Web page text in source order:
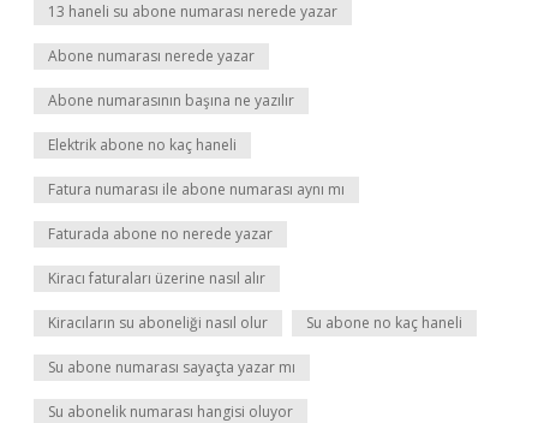
13 haneli su abone numarası nerede yazar
Abone numarası nerede yazar
Abone numarasının başına ne yazılır
Elektrik abone no kaç haneli
Fatura numarası ile abone numarası aynı mı
Faturada abone no nerede yazar
Kiracı faturaları üzerine nasıl alır
Kiracıların su aboneliği nasıl olur Su abone no kaç haneli
Su abone numarası sayaçta yazar mı
Su abonelik numarası hangisi oluyor